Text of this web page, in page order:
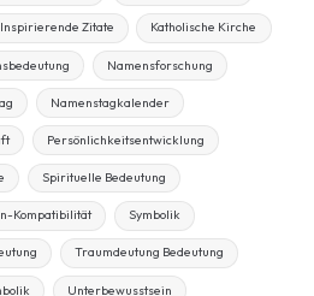
Inspirierende Zitate Katholische Kirche
Namensforschung
Namenstagkalender
Persönlichkeitsentwicklung
Spirituelle Bedeutung
Kompatibilität Symbolik
Traumdeutung Bedeutung
Unterbewusstsein